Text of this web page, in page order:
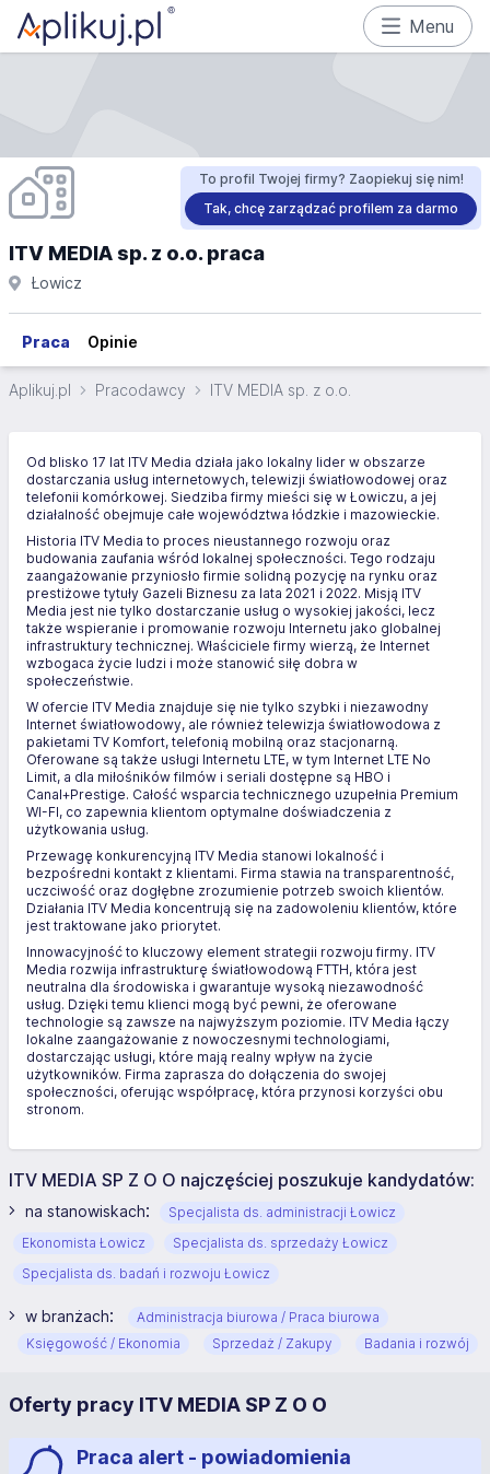
Menu
To profil Twojej firmy? Zaopiekuj się nim!
Tak, chcę zarządzać profilem za darmo
ITV MEDIA sp. z o.o. praca
Łowicz
Praca Opinie
Aplikuj.pl Pracodawcy ITV MEDIA sp. z o.o.
Od blisko 17 lat ITV Media działa jako lokalny lider w obszarze
dostarczania usług internetowych, telewizji światłowodowej oraz
telefonii komórkowej. Siedziba firmy mieści się w Łowiczu, a jej
działalność obejmuje całe województwa łódzkie i mazowieckie.
Historia ITV Media to proces nieustannego rozwoju oraz
budowania zaufania wśród lokalnej społeczności. Tego rodzaju
zaangażowanie przyniosło firmie solidną pozycję na rynku oraz
prestiżowe tytuły Gazeli Biznesu za lata 2021 i 2022. Misją ITV
Media jest nie tylko dostarczanie usług o wysokiej jakości, lecz
także wspieranie i promowanie rozwoju Internetu jako globalnej
infrastruktury technicznej. Właściciele firmy wierzą, że Internet
wzbogaca życie ludzi i może stanowić siłę dobra w
społeczeństwie.
W ofercie ITV Media znajduje się nie tylko szybki i niezawodny
Internet światłowodowy, ale również telewizja światłowodowa z
pakietami TV Komfort, telefonią mobilną oraz stacjonarną.
Oferowane są także usługi Internetu LTE, w tym Internet LTE No
Limit, a dla miłośników filmów i seriali dostępne są HBO i
Canal+Prestige. Całość wsparcia technicznego uzupełnia Premium
WI-FI, co zapewnia klientom optymalne doświadczenia z
użytkowania usług.
Przewagę konkurencyjną ITV Media stanowi lokalność i
bezpośredni kontakt z klientami. Firma stawia na transparentność,
uczciwość oraz dogłębne zrozumienie potrzeb swoich klientów.
Działania ITV Media koncentrują się na zadowoleniu klientów, które
jest traktowane jako priorytet.
Innowacyjność to kluczowy element strategii rozwoju firmy. ITV
Media rozwija infrastrukturę światłowodową FTTH, która jest
neutralna dla środowiska i gwarantuje wysoką niezawodność
usług. Dzięki temu klienci mogą być pewni, że oferowane
technologie są zawsze na najwyższym poziomie. ITV Media łączy
lokalne zaangażowanie z nowoczesnymi technologiami,
dostarczając usługi, które mają realny wpływ na życie
użytkowników. Firma zaprasza do dołączenia do swojej
społeczności, oferując współpracę, która przynosi korzyści obu
stronom.
ITV MEDIA SP Z O O najczęściej poszukuje kandydatów:
na stanowiskach:
Specjalista ds. administracji Łowicz
Ekonomista Łowicz
Specjalista ds. sprzedaży Łowicz
Specjalista ds. badań i rozwoju Łowicz
w branżach:
Administracja biurowa / Praca biurowa
Księgowość / Ekonomia
Sprzedaż / Zakupy Badania i rozwój
Oferty pracy ITV MEDIA SP Z O O
Praca alert - powiadomienia